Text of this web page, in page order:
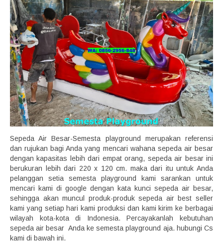
Sepeda Air Besar-Semesta playground merupakan referensi
dan rujukan bagi Anda yang mencari wahana sepeda air besar
dengan kapasitas lebih dari empat orang, sepeda air besar ini
berukuran lebih dari 220 x 120 cm. maka dari itu untuk Anda
pelanggan setia semesta playground kami sarankan untuk
mencari kami di google dengan kata kunci sepeda air besar,
sehingga akan muncul produk-produk sepeda air best seller
kami yang setiap hari kami produksi dan kami kirim ke berbagai
wilayah kota-kota di Indonesia. Percayakanlah kebutuhan
sepeda air besar Anda ke semesta playground aja. hubungi Cs
kami di bawah ini.